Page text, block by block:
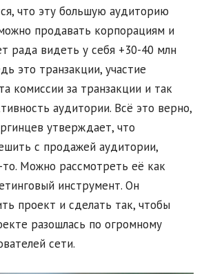
что эту большую аудиторию
продавать корпорациям и
рада видеть у себя +30-40 млн
это транзакции, участие
комиссии за транзакции и так
аудитории. Всё это верно,
утверждает, что
с продажей аудитории,
Можно рассмотреть её как
инструмент. Он
проект и сделать так, чтобы
разошлась по огромному
сети.